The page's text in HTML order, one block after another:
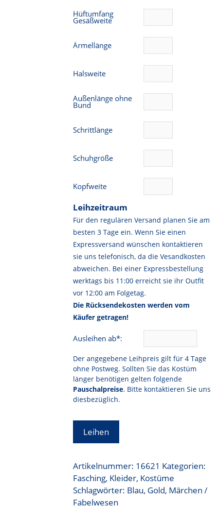
Hüftumfang
Gesäßweite
Ärmellänge
Halsweite
Außenlänge ohne
Bund
Schrittlänge
Schuhgröße
Kopfweite
Leihzeitraum
Für den regulären Versand planen Sie am
besten 3 Tage ein. Wenn Sie einen
Expressversand wünschen kontaktieren
sie uns telefonisch, da die Vesandkosten
abweichen. Bei einer Expressbestellung
werktags bis 11:00 erreicht sie ihr Outfit
vor 12:00 am Folgetag.
Die Rücksendekosten werden vom
Käufer getragen!
Ausleihen ab*:
Der angegebene Leihpreis gilt für 4 Tage
ohne Postweg. Sollten Sie das Kostüm
länger benötigen gelten folgende
Pauschalpreise. Bitte kontaktieren Sie uns
diesbezüglich.
Leihen
Artikelnummer: 16621 Kategorien:
Fasching, Kleider, Kostüme
Schlagwörter: Blau, Gold, Märchen /
Fabelwesen